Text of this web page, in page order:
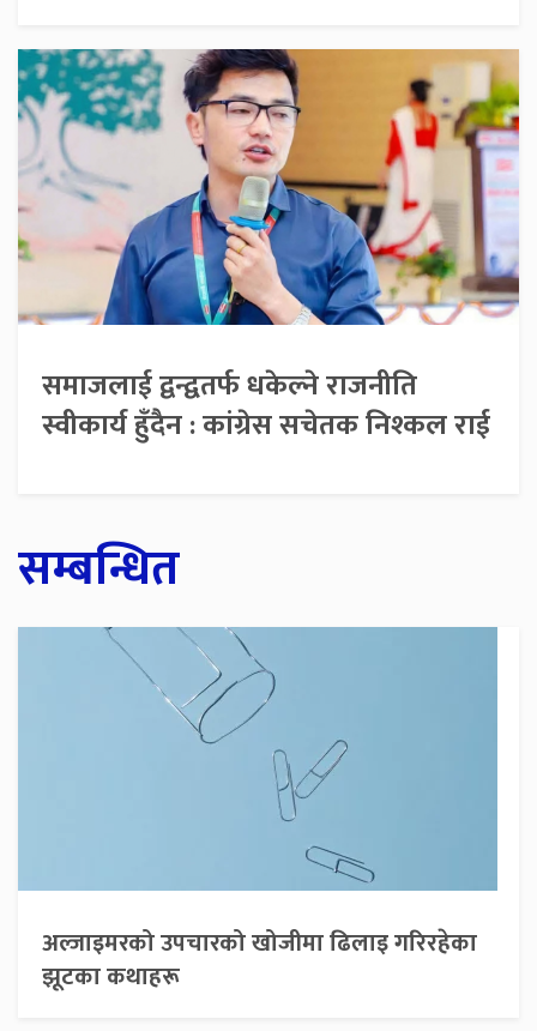
समाजलाई द्वन्द्वतर्फ धकेल्ने राजनीति
स्वीकार्य हुँदैन : कांग्रेस सचेतक निश्कल राई
सम्बन्धित
अल्जाइमरको उपचारको खोजीमा ढिलाइ गरिरहेका
झूटका कथाहरू